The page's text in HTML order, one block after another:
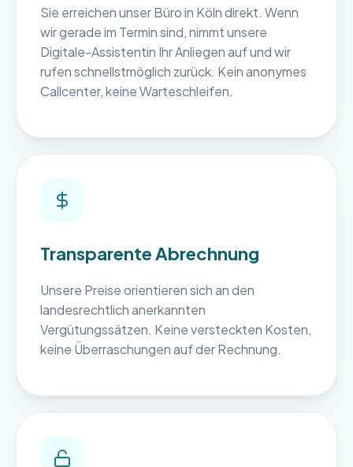
Sie erreichen unser Büro in Köln direkt. Wenn
wir gerade im Termin sind, nimmt unsere
Digitale-Assistentin Ihr Anliegen auf und wir
rufen schnellstmöglich zurück. Kein anonymes
Callcenter, keine Warteschleifen.
Transparente Abrechnung
Unsere Preise orientieren sich an den
landesrechtlich anerkannten
Vergütungssätzen. Keine versteckten Kosten,
keine Überraschungen auf der Rechnung.